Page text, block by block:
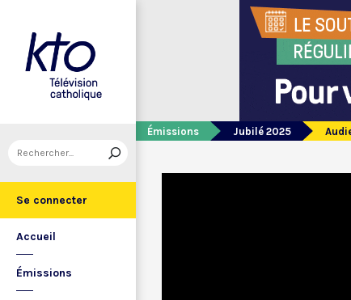
Se connecter
Accueil
Émissions
Émissions Jubilé 2025